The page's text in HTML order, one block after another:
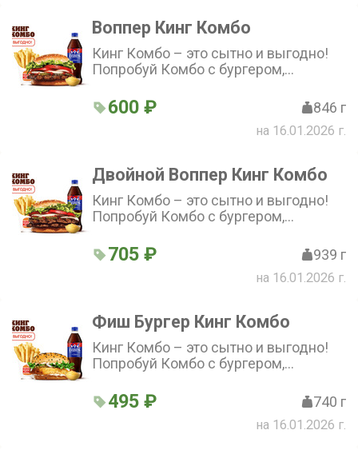
Воппер Кинг Комбо
Кинг Комбо – это сытно и выгодно!
Попробуй Комбо с бургером,
соусом на выбор по отличной цене!
600 ₽ 846 г
на 16.01.2026 г.
Двойной Воппер Кинг Комбо
Кинг Комбо – это сытно и выгодно!
Попробуй Комбо с бургером,
соусом на выбор по отличной цене!
705 ₽ 939 г
на 16.01.2026 г.
Фиш Бургер Кинг Комбо
Кинг Комбо – это сытно и выгодно!
Попробуй Комбо с бургером,
соусом на выбор по отличной цене!
495 ₽ 740 г
на 16.01.2026 г.